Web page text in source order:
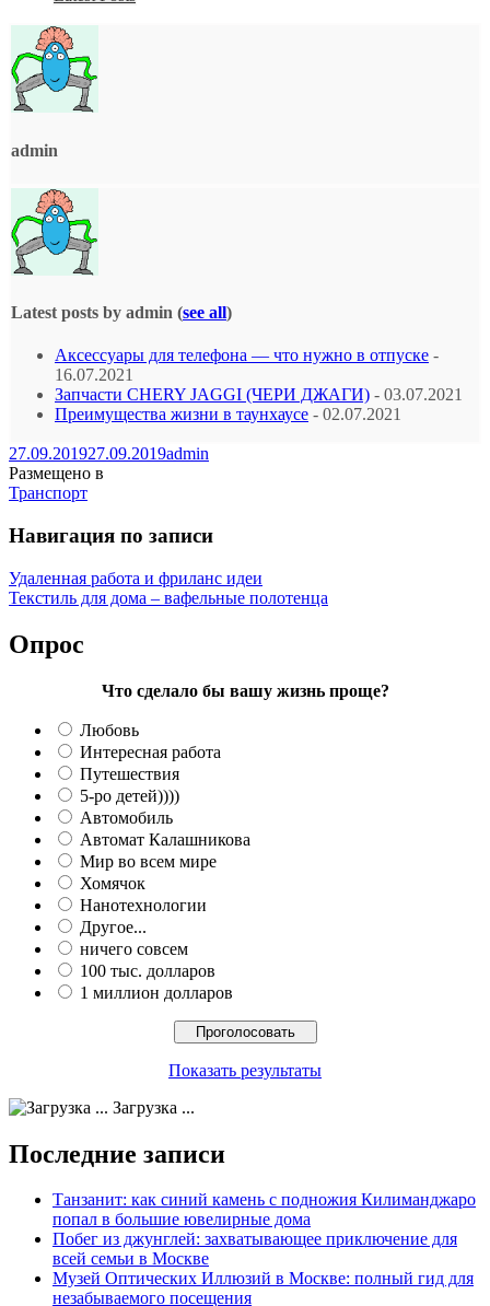
admin
Latest posts by admin (see all)
Аксессуары для телефона — что нужно в отпуске -
16.07.2021
Запчасти CHERY JAGGI (ЧЕРИ ДЖАГИ) - 03.07.2021
Преимущества жизни в таунхаусе - 02.07.2021
27.09.201927.09.2019admin
Размещено в
Транспорт
Навигация по записи
Удаленная работа и фриланс идеи
Текстиль для дома – вафельные полотенца
Опрос
Что сделало бы вашу жизнь проще?
Любовь
Интересная работа
Путешествия
5-ро детей))))
Автомобиль
Автомат Калашникова
Мир во всем мире
Хомячок
Нанотехнологии
Другое...
ничего совсем
100 тыс. долларов
1 миллион долларов
Показать результаты
Загрузка ...
Последние записи
Танзанит: как синий камень с подножия Килиманджаро
попал в большие ювелирные дома
Побег из джунглей: захватывающее приключение для
всей семьи в Москве
Музей Оптических Иллюзий в Москве: полный гид для
незабываемого посещения